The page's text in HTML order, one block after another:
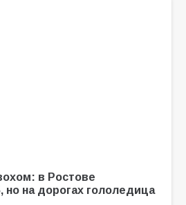
в Ростове
но на дорогах гололедица